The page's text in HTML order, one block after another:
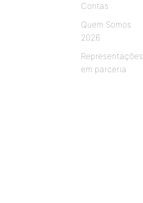
Contas
Quem Somos
2026
Representações
em parceria